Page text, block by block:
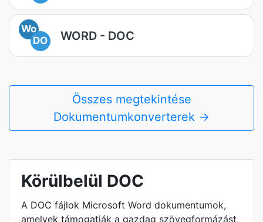
Wo
DO
WORD - DOC
Összes megtekintése
Dokumentumkonverterek →
Körülbelül DOC
A DOC fájlok Microsoft Word dokumentumok,
amelyek támogatják a gazdag szövegformázást,